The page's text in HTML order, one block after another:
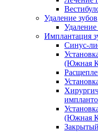
Удаление зубов
Удаление
Имплантация
Синус-
(Южная
(Южная